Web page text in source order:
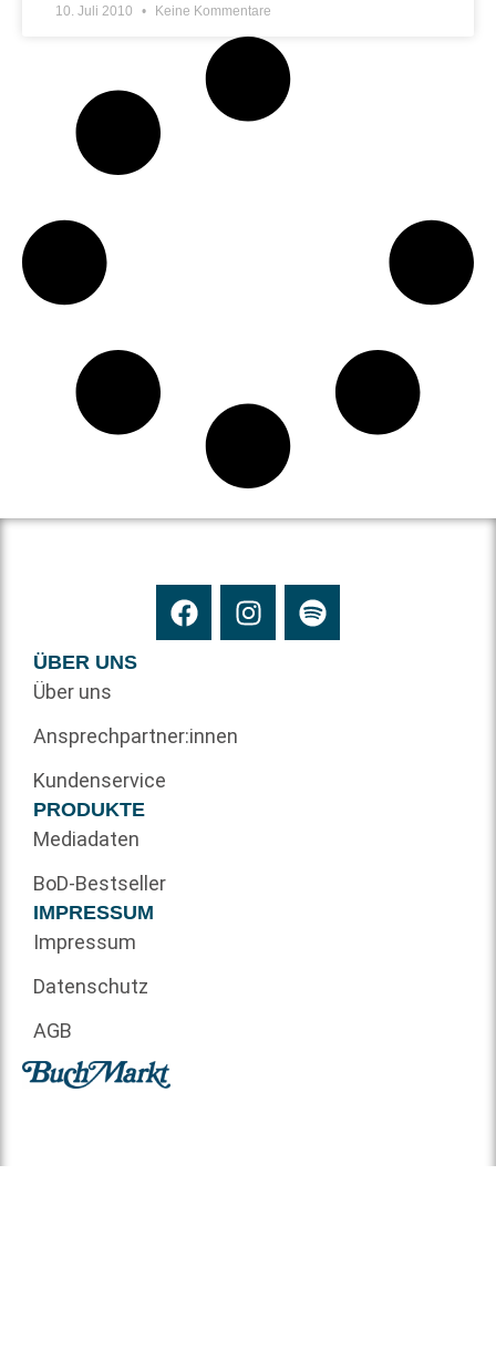
10. Juli 2010 Keine Kommentare
ÜBER UNS
Über uns
Ansprechpartner:innen
Kundenservice
PRODUKTE
Mediadaten
BoD-Bestseller
IMPRESSUM
Impressum
Datenschutz
AGB